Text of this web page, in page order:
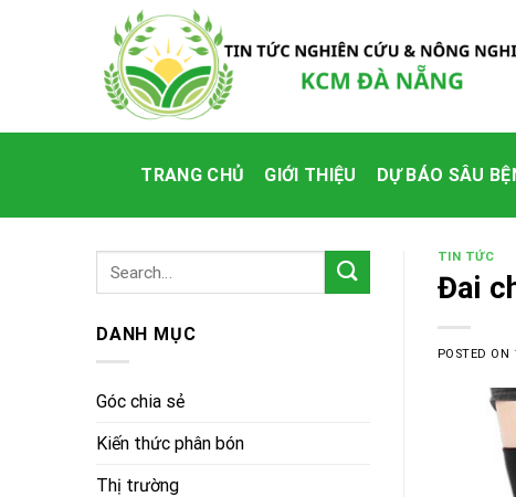
TRANG CHỦ GIỚI THIỆU DỰ BÁO SÂU
DANH MỤC
Góc chia sẻ
Kiến thức phân bón
Thị trường
TIN TỨC
Đai
POSTED ON